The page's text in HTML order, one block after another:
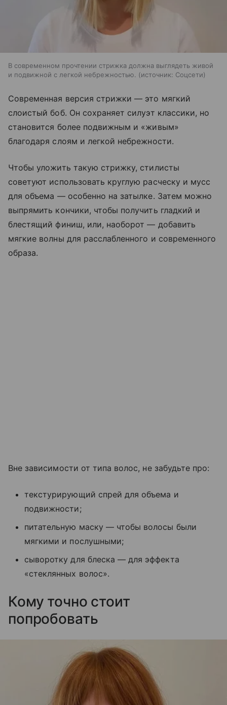
В современном прочтении стрижка должна выглядеть живой
и подвижной с легкой небрежностью.
источник: Соцсети
Современная версия стрижки — это мягкий
слоистый боб. Он сохраняет силуэт классики, но
становится более подвижным и «живым»
благодаря слоям и легкой небрежности.
Чтобы уложить такую стрижку, стилисты
советуют использовать круглую расческу и мусс
для объема — особенно на затылке. Затем можно
выпрямить кончики, чтобы получить гладкий и
блестящий финиш, или, наоборот — добавить
мягкие волны для расслабленного и современного
образа.
Вне зависимости от типа волос, не забудьте про:
текстурирующий спрей для объема и
подвижности;
питательную маску — чтобы волосы были
мягкими и послушными;
сыворотку для блеска — для эффекта
«стеклянных волос».
Кому точно стоит
попробовать